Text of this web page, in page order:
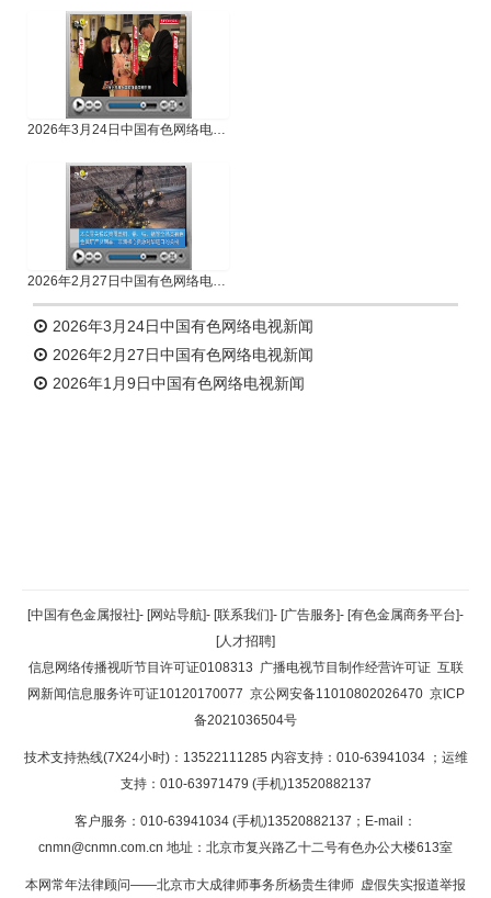
2026年3月24日中国有色网络电视新闻
2026年2月27日中国有色网络电视新闻
2026年3月24日中国有色网络电视新闻
2026年2月27日中国有色网络电视新闻
2026年1月9日中国有色网络电视新闻
返回顶部
返回首页
[中国有色金属报社]- [网站导航]- [联系我们]- [广告服务]- [有色金属商务平台]-
[人才招聘]
信息网络传播视听节目许可证0108313 广播电视节目制作经营许可证 互联
网新闻信息服务许可证10120170077 京公网安备11010802026470 京ICP
备2021036504号
技术支持热线(7X24小时)：13522111285 内容支持：010-63941034 ；运维
支持：010-63971479 (手机)13520882137
客户服务：010-63941034 (手机)13520882137；E-mail：
cnmn@cnmn.com.cn 地址：北京市复兴路乙十二号有色办公大楼613室
本网常年法律顾问——北京市大成律师事务所杨贵生律师 虚假失实报道举报